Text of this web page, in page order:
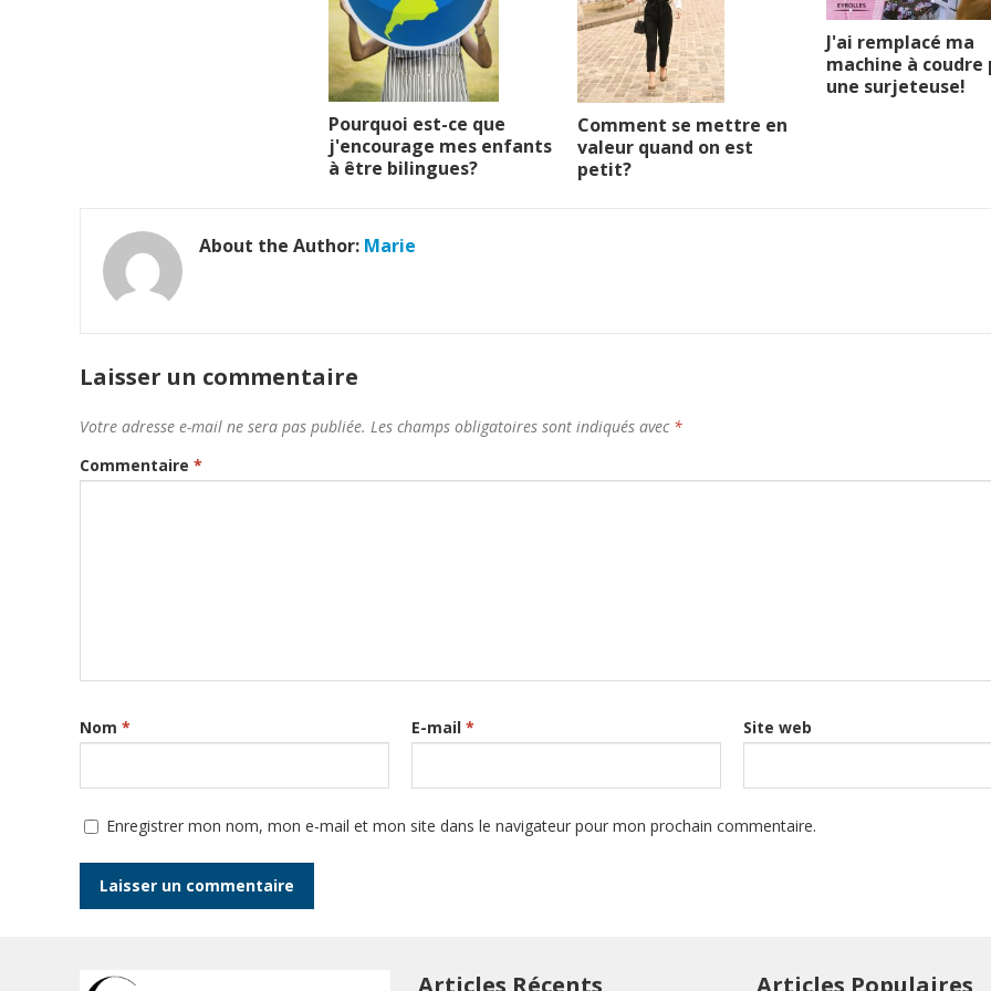
Pourquoi est-ce que
j'encourage mes enfants
à être bilingues?
Comment se mettre en
valeur quand on est
petit?
J'ai remplacé ma
machine à coudre
une surjeteuse!
About the Author: Marie
Laisser un commentaire
Votre adresse e-mail ne sera pas publiée. Les champs obligatoires sont indiqués avec *
Commentaire *
Nom * E-mail * Site web
Enregistrer mon nom, mon e-mail et mon site dans le navigateur pour mon prochain commentaire.
Articles Récents Articles Populaires